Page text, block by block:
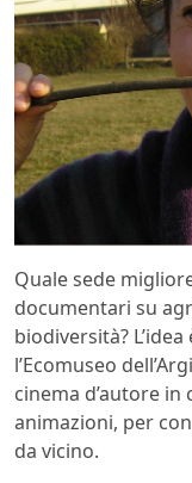
Quale sede
documentari su
biodiversità?
l’Ecomuseo
cinema d’autore
animazioni, per
da vicino.